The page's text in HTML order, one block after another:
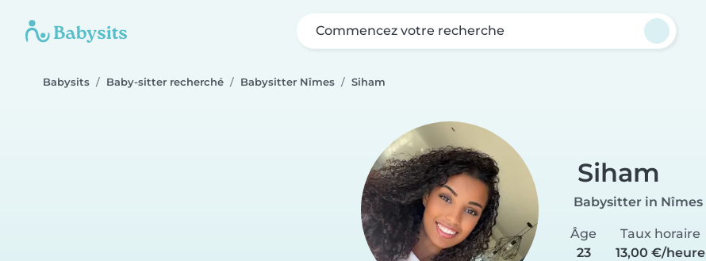
Commencez votre recherche
Babysits Baby-sitter recherché Babysitter Nîmes Siham
Siham
Babysitter in Nîmes
Âge
23
Taux horaire
13,00 €/heure